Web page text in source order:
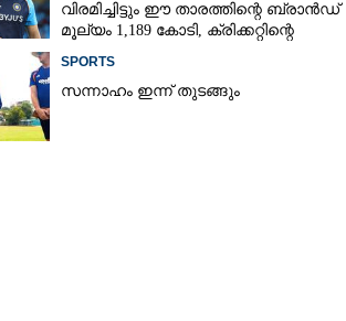
വിരമിച്ചിട്ടും ഈ താരത്തിന്റെ ബ്രാൻഡ്
മൂല്യം 1,189 കോടി, ക്രിക്കറ്റിന്റെ
SPORTS
സന്നാഹം ഇന്ന് തുടങ്ങും